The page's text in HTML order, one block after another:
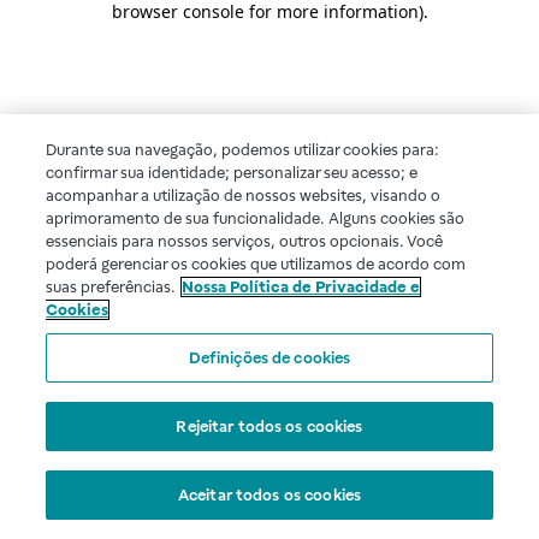
browser console for more information).
Durante sua navegação, podemos utilizar cookies para:
confirmar sua identidade; personalizar seu acesso; e
acompanhar a utilização de nossos websites, visando o
aprimoramento de sua funcionalidade. Alguns cookies são
essenciais para nossos serviços, outros opcionais. Você
poderá gerenciar os cookies que utilizamos de acordo com
suas preferências. Nossa Política de Privacidade e
Cookies
Definições de cookies
Rejeitar todos os cookies
Aceitar todos os cookies